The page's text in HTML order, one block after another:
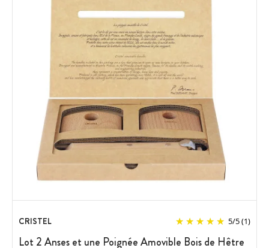
CRISTEL 5/5(1)
Lot 2 Anses et une Poignée Amovible Bois de Hêtre